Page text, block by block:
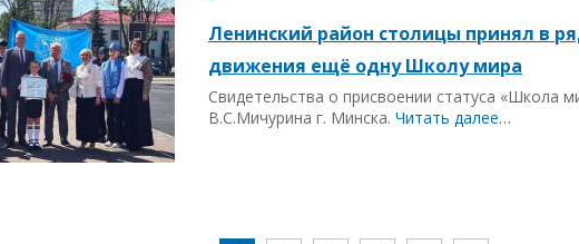
Ленинский район столицы принял в
движения ещё одну Школу мира
Свидетельства о присвоении статуса «Школа
В.С.Мичурина г. Минска. Читать далее…